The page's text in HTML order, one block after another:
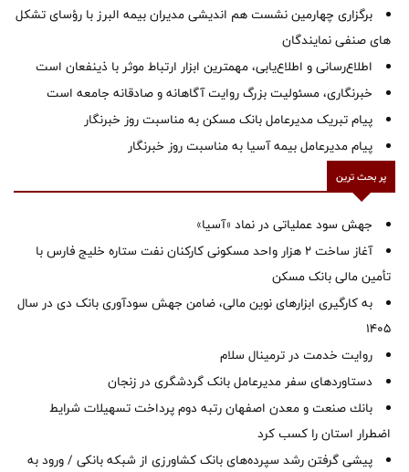
برگزاری چهارمین نشست هم اندیشی مدیران بیمه البرز با رؤسای تشکل
های صنفی نمایندگان
اطلاع‌رسانی و اطلاع‌یابی، مهمترین ابزار ارتباط موثر با ذینفعان است
خبرنگاری، مسئولیت بزرگ روایت آگاهانه و صادقانه جامعه است
پیام تبریک مدیرعامل بانک مسکن به مناسبت روز خبرنگار
پیام مدیرعامل بیمه آسیا به مناسبت روز خبرنگار
پر بحث ترین
جهش سود عملیاتی در نماد «آسیا»
آغاز ساخت ۲ هزار واحد مسکونی کارکنان نفت ستاره خلیج فارس با
تأمین مالی بانک مسکن
به کارگیری ابزارهای نوین مالی، ضامن جهش سودآوری بانک دی در سال
1405
روایت خدمت در ترمینال سلام
دستاوردهای سفر مدیرعامل بانک گردشگری در زنجان
بانك صنعت و معدن اصفهان رتبه دوم پرداخت تسهیلات شرایط
اضطرار استان را كسب كرد
پیشی گرفتن رشد سپرده‌های بانک کشاورزی از شبکه بانکی / ورود به